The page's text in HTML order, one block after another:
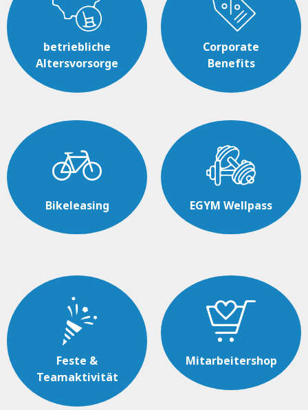
betriebliche
Altersvorsorge
Bikeleasing
Corporate
Benefits
EGYM Wellpass
Feste &
Teamaktivität
Mitarbeitershop